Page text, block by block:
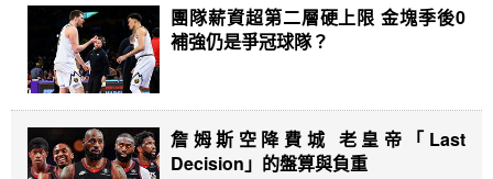
團隊薪資超第二層硬上限 金塊季後0
補強仍是爭冠球隊？
詹姆斯空降費城 老皇帝「Last
Decision」的盤算與負重